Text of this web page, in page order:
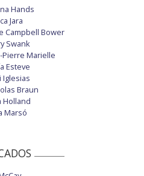
Hands
Jara
Campbell Bower
Swank
Pierre Marielle
Esteve
Iglesias
Braun
Holland
Marsó